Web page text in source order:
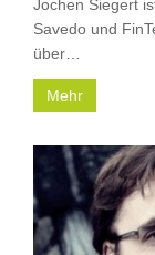
Jochen Siegert
Savedo und
über…
Mehr